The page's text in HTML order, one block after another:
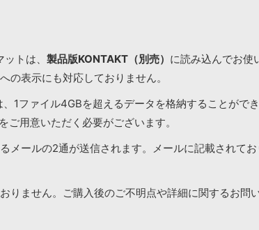
トは、 製品版KONTAKT（別売） に読み込んでお使
の表示にも対応しておりません。
1ファイル4GBを超えるデータを格納することがで
用意いただく必要がございます。
ールの2通が送信されます。メールに記載されて
りません。ご購入後のご不明点や詳細に関するお問